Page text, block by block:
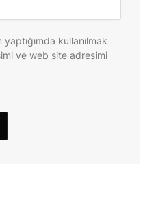
kullanılmak
ve web site adresimi